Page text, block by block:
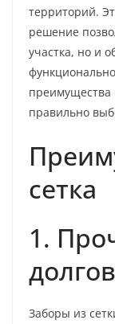
территорий.
решение
участка, но и
преимущества
правильно
сетка
1.
Заборы из